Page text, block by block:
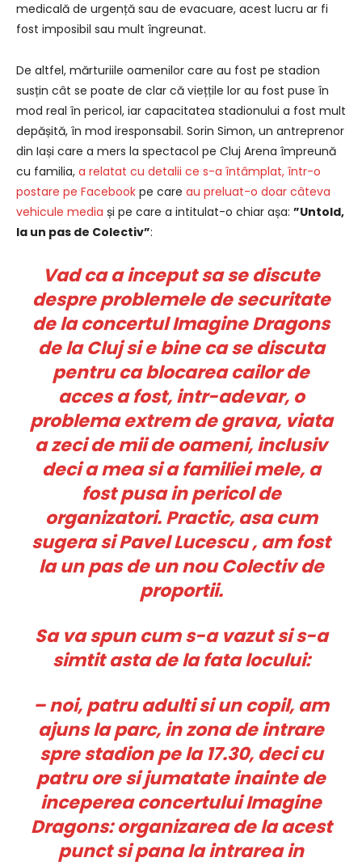
medicală de urgență sau de evacuare, acest lucru ar fi
fost imposibil sau mult îngreunat.
De altfel, mărturiile oamenilor care au fost pe stadion
susțin cât se poate de clar că viețțile lor au fost puse în
mod real în pericol, iar capacitatea stadionului a fost mult
depășită, în mod iresponsabil. Sorin Simon, un antreprenor
din Iași care a mers la spectacol pe Cluj Arena împreună
cu familia, a relatat cu detalii ce s-a întâmplat, într-o
postare pe Facebook pe care au preluat-o doar câteva
vehicule media și pe care a intitulat-o chiar așa: ”Untold,
la un pas de Colectiv”:
Vad ca a inceput sa se discute
despre problemele de securitate
de la concertul Imagine Dragons
de la Cluj si e bine ca se discuta
pentru ca blocarea cailor de
acces a fost, intr-adevar, o
problema extrem de grava, viata
a zeci de mii de oameni, inclusiv
deci a mea si a familiei mele, a
fost pusa in pericol de
organizatori. Practic, asa cum
sugera siPavel Lucescu, am fost
la un pas de un nou Colectiv de
proportii.
Sa va spun cum s-a vazut si s-a
simtit asta de la fata locului:
– noi, patru adulti si un copil, am
ajuns la parc, in zona de intrare
spre stadion pe la 17.30, deci cu
patru ore si jumatate inainte de
inceperea concertului Imagine
Dragons: organizarea de la acest
punct si pana la intrarea in